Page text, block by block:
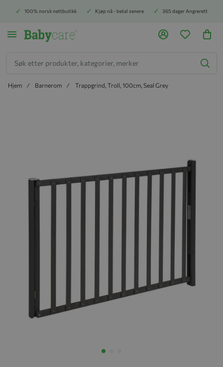
100% norsk nettbutikk Kjøp nå - betal senere 365 dager Angrerett
Hjem Barnerom Trappgrind, Troll, 100cm, Seal Grey